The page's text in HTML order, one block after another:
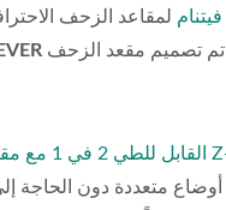
فيتنام لمقاعد الزحف
تم تصميم مقعد الزحف